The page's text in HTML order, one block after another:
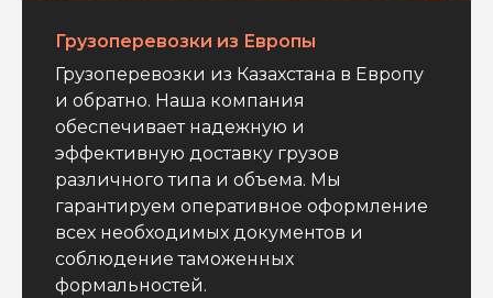
Грузоперевозки из Европы
Грузоперевозки из Казахстана в Европу
и обратно. Наша компания
обеспечивает надежную и
эффективную доставку грузов
различного типа и объема. Мы
гарантируем оперативное оформление
всех необходимых документов и
соблюдение таможенных
формальностей.